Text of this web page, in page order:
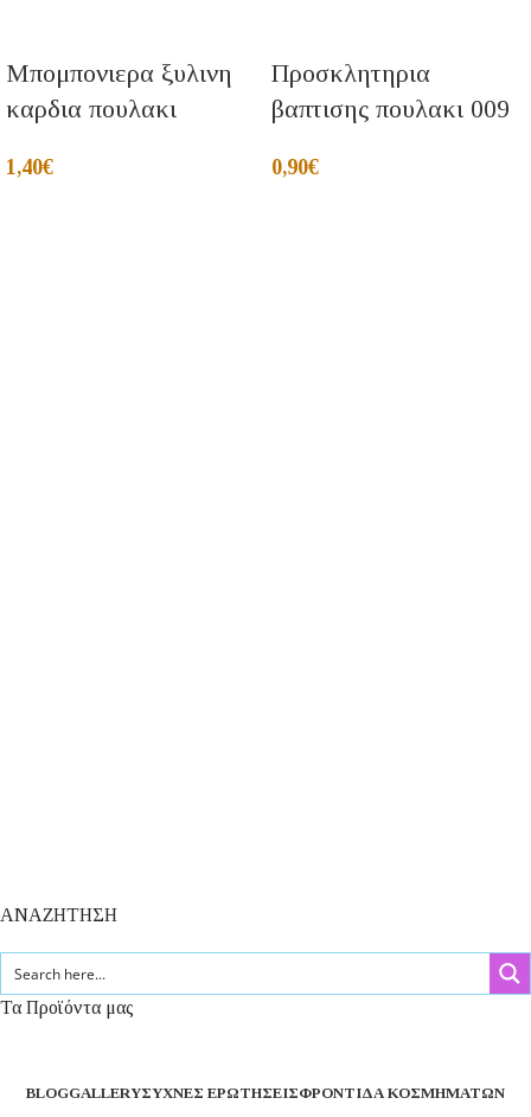
Μπομπονιερα ξυλινη
καρδια πουλακι
1,40€
Προσκλητηρια
βαπτισης πουλακι 009
0,90€
ΑΝΑΖΗΤΗΣΗ
Τα Προϊόντα μας
BLOGGALLERYΣΥΧΝΈΣ ΕΡΩΤΉΣΕΙΣΦΡΟΝΤΊΔΑ ΚΟΣΜΗΜΆΤΩΝ